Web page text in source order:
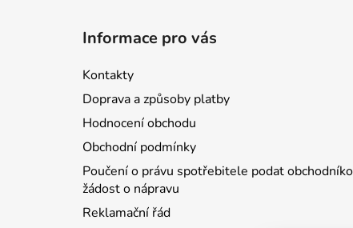
Informace pro vás
Kontakty
Doprava a způsoby platby
Hodnocení obchodu
Obchodní podmínky
Poučení o právu spotřebitele podat
žádost o nápravu
Reklamační řád